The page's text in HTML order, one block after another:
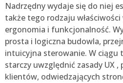
Nadrzędny wydaje się do niej
także tego rodzaju
ergonomia i funkcjonalność.
prosta i logiczna budowla,
intuicyjna sterowanie. W ciągu
starczy uwzględnić zasady UX ,
klientów, odwiedzających